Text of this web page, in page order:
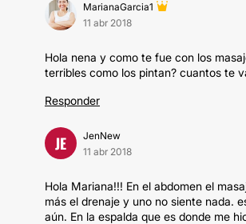
MarianaGarcia1
11 abr 2018
Hola nena y como te fue con los
terribles como los pintan? cuantos te
Responder
JE
JenNew
11 abr 2018
Hola Mariana!!! En el abdomen el
más el drenaje y uno no siente nada.
aún. En la espalda que es donde me